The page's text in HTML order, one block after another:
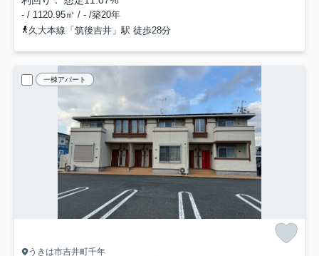
- / 1120.95㎡ / - /築20年
久大本線「筑後吉井」駅 徒歩28分
一棟アパート
うきは市吉井町千年